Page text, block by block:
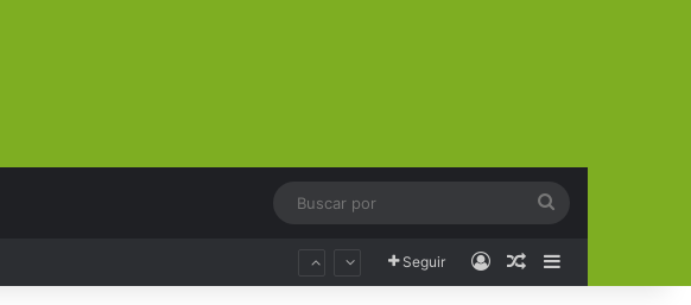
Seguir AccesoPublicación al
Barra lateral